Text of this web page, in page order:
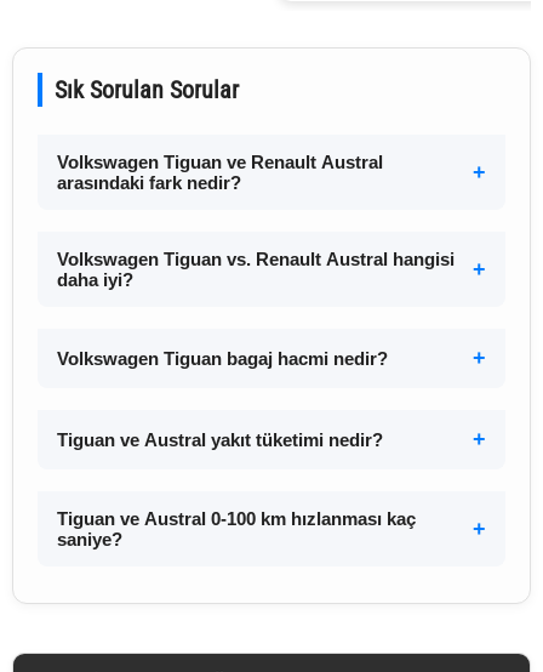
Sık Sorulan Sorular
Volkswagen Tiguan ve Renault Austral
arasındaki fark nedir?
Volkswagen Tiguan vs. Renault Austral hangisi
daha iyi?
Volkswagen Tiguan bagaj hacmi nedir?
Tiguan ve Austral yakıt tüketimi nedir?
Tiguan ve Austral 0-100 km hızlanması kaç
saniye?